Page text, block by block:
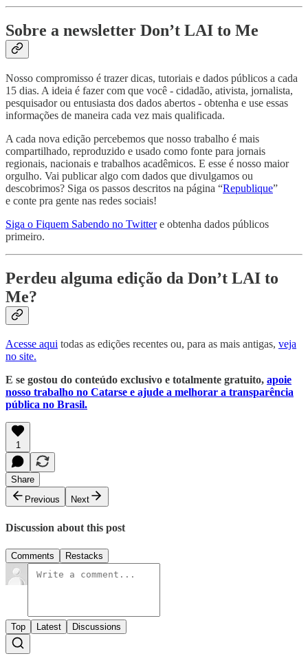
Sobre a newsletter Don’t LAI to Me
Nosso compromisso é trazer dicas, tutoriais e dados públicos a cada
15 dias. A ideia é fazer com que você - cidadão, ativista, jornalista,
pesquisador ou entusiasta dos dados abertos - obtenha e use essas
informações de maneira cada vez mais qualificada.
A cada nova edição percebemos que nosso trabalho é mais
compartilhado, reproduzido e usado como fonte para jornais
regionais, nacionais e trabalhos acadêmicos. E esse é nosso maior
orgulho. Vai publicar algo com dados que divulgamos ou
descobrimos? Siga os passos descritos na página “Republique”
e conte pra gente nas redes sociais!
Siga o Fiquem Sabendo no Twittere obtenha dados públicos
primeiro.
Perdeu alguma edição da Don’t LAI to
Me?
Acesse aqui todas as edições recentes ou, para as mais antigas, veja
no site.
E se gostou do conteúdo exclusivo e totalmente gratuito, apoie
nosso trabalho no Catarse e ajude a melhorar a transparência
pública no Brasil.
1
Share
Previous
Next
Discussion about this post
Comments Restacks
Top Latest Discussions